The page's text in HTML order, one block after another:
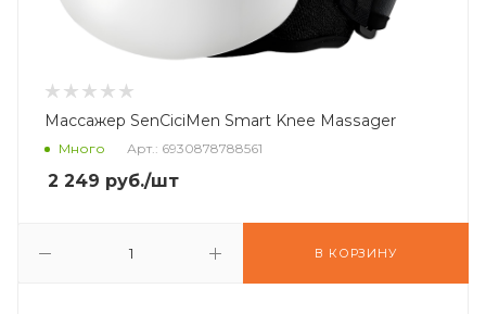
Массажер SenCiciMen Smart Knee Massager
Много Арт.: 6930878788561
2 249 руб./шт
В КОРЗИНУ